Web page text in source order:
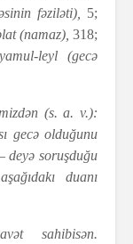
fəziləti), 5;
(namaz), 318;
leyl (gecə
(s. a. v.):
gecə olduğunu
deyə soruşduğu
duanı
sahibisən.